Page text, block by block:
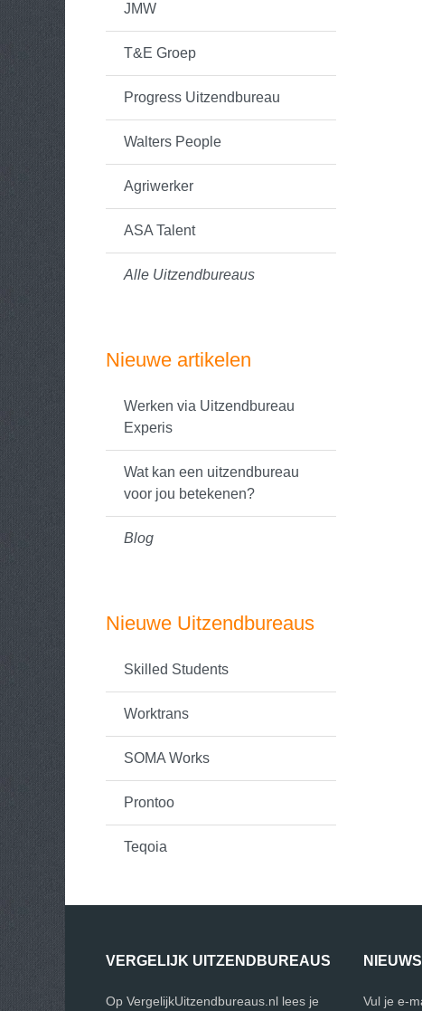
JMW
T&E Groep
Progress Uitzendbureau
Walters People
Agriwerker
ASA Talent
Alle Uitzendbureaus
Nieuwe artikelen
Werken via Uitzendbureau
Experis
Wat kan een uitzendbureau
voor jou betekenen?
Blog
Nieuwe Uitzendbureaus
Skilled Students
Worktrans
SOMA Works
Prontoo
Teqoia
VERGELIJK UITZENDBUREAUS
Op VergelijkUitzendbureaus.nl lees je Vul je e-